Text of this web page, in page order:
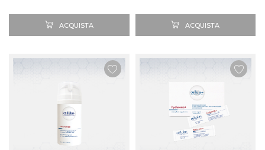
ACQUISTA ACQUISTA